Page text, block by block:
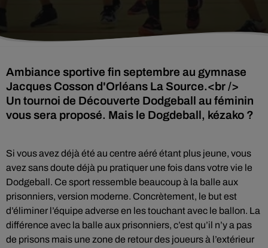
Ambiance sportive fin septembre au gymnase
Jacques Cosson d'Orléans La Source.<br />
Un tournoi de Découverte Dodgeball au féminin
vous sera proposé. Mais le Dogdeball, kézako ?
Si vous avez déjà été au centre aéré étant plus jeune, vous
avez sans doute déjà pu pratiquer une fois dans votre vie le
Dodgeball. Ce sport ressemble beaucoup à la balle aux
prisonniers, version moderne. Concrètement, le but est
d’éliminer l’équipe adverse en les touchant avec le ballon. La
différence avec la balle aux prisonniers, c’est qu’il n’y a pas
de prisons mais une zone de retour des joueurs à l’extérieur